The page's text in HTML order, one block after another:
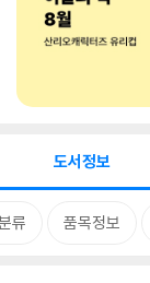
도서정보
류 품목정보